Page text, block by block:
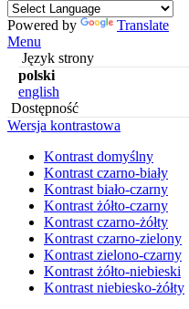
Powered by
Translate
Menu
Język strony
polski
english
Dostępność
Wersja kontrastowa
Kontrast domyślny
Kontrast czarno-biały
Kontrast biało-czarny
Kontrast żółto-czarny
Kontrast czarno-żółty
Kontrast czarno-zielony
Kontrast zielono-czarny
Kontrast żółto-niebieski
Kontrast niebiesko-żółty